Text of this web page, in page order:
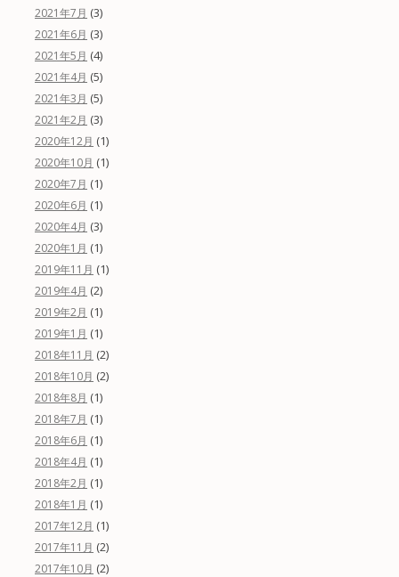
2021年7月 (3)
2021年6月 (3)
2021年5月 (4)
2021年4月 (5)
2021年3月 (5)
2021年2月 (3)
2020年12月 (1)
2020年10月 (1)
2020年7月 (1)
2020年6月 (1)
2020年4月 (3)
2020年1月 (1)
2019年11月 (1)
2019年4月 (2)
2019年2月 (1)
2019年1月 (1)
2018年11月 (2)
2018年10月 (2)
2018年8月 (1)
2018年7月 (1)
2018年6月 (1)
2018年4月 (1)
2018年2月 (1)
2018年1月 (1)
2017年12月 (1)
2017年11月 (2)
2017年10月 (2)